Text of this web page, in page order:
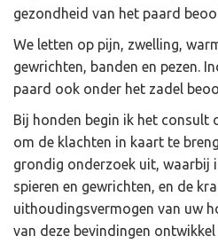
gezondheid van het paard
We letten op pijn, zwelling,
gewrichten, banden en pezen.
paard ook onder het zadel
Bij honden begin ik het consult
om de klachten in kaart te
grondig onderzoek uit, waarbij
spieren en gewrichten, en de
uithoudingsvermogen van uw
van deze bevindingen